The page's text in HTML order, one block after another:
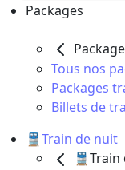
Packages
Tous nos
Packages
Billets de
🚆Train de nuit